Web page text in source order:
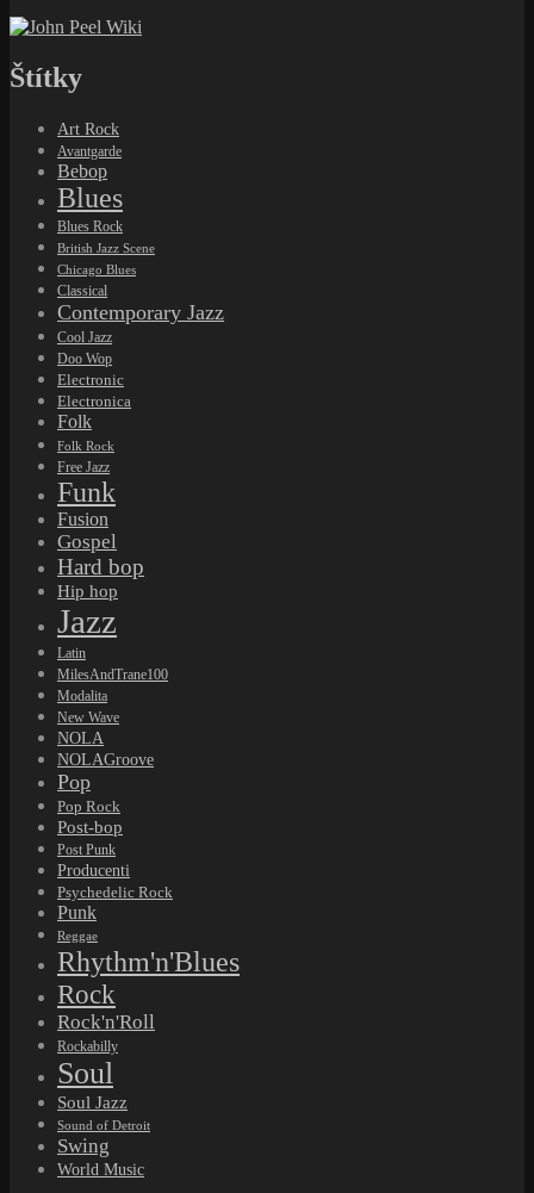
Štítky
Art Rock
Avantgarde
Bebop
Blues
Blues Rock
British Jazz Scene
Chicago Blues
Classical
Contemporary Jazz
Cool Jazz
Doo Wop
Electronic
Electronica
Folk
Folk Rock
Free Jazz
Funk
Fusion
Gospel
Hard bop
Hip hop
Jazz
Latin
MilesAndTrane100
Modalita
New Wave
NOLA
NOLAGroove
Pop
Pop Rock
Post-bop
Post Punk
Producenti
Psychedelic Rock
Punk
Reggae
Rhythm'n'Blues
Rock
Rock'n'Roll
Rockabilly
Soul
Soul Jazz
Sound of Detroit
Swing
World Music